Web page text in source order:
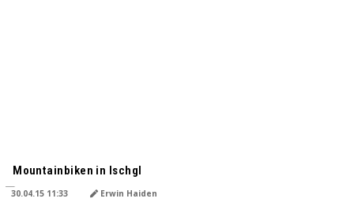
Mountainbiken in Ischgl
30.04.15 11:33 Erwin Haiden